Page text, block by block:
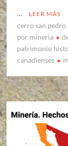
…
LEER MÁS
cerro san pedro
por mineria
patrimonio
canadienses